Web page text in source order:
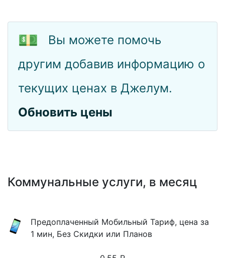
💵
Вы можете помочь
другим добавив информацию о
текущих ценах в Джелум.
Обновить цены
Коммунальные услуги, в месяц
Предоплаченный Мобильный Тариф, цена за
1 мин, Без Скидки или Планов